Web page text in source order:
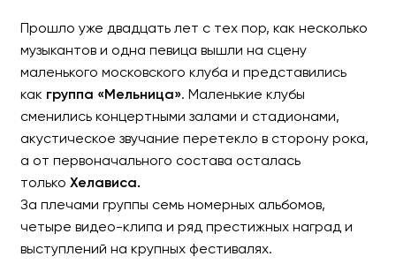
ХЕЛАВИСА.
Группа «МЕЛЬНИЦА».
ВИШНЯКОВА
Прошло уже двадцать лет с тех пор, как несколько
музыкантов и одна певица вышли на сцену
маленького московского клуба и представились
как группа «Мельница». Маленькие клубы
сменились концертными залами и стадионами,
акустическое звучание перетекло в сторону рока,
а от первоначального состава осталась
только Хелависа.
За плечами группы семь номерных альбомов,
четыре видео-клипа и ряд престижных наград и
выступлений на крупных фестивалях.